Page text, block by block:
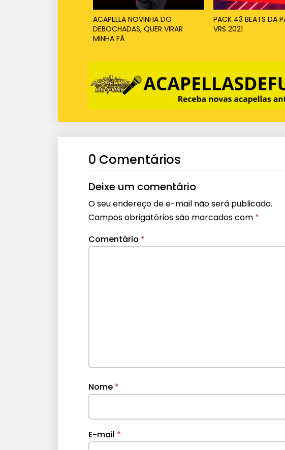
ACAPELLA NOVINHA DO
DEBOCHADAS, QUER VIRAR
MINHA FÃ
PACK 43 BEATS DA
VRS 2021
0 Comentários
Deixe um comentário
O seu endereço de e-mail não será publicado.
Campos obrigatórios são marcados com *
Comentário *
Nome *
E-mail *